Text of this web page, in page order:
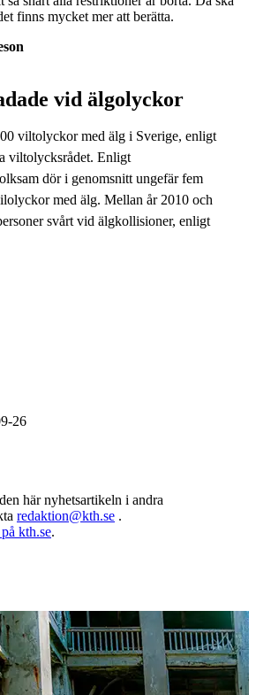
finns mycket mer att berätta.
vid älgolyckor
viltolyckor med älg i Sverige, enligt
viltolycksrådet. Enligt
dör i genomsnitt ungefär fem
med älg. Mellan år 2010 och
svårt vid älgkollisioner, enligt
26
här nyhetsartikeln i andra
redaktion@kth.se .
kth.se​​​​​​​​​​​​​​.